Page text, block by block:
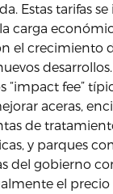
Estas tarifas
carga
el crecimiento
“impact fee”
aceras,
de
y parques
del gobierno
el precio